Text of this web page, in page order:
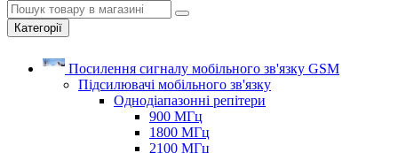
Категорії
Посилення сигналу мобільного зв'язку GSM
Підсилювачі мобільного зв'язку
Однодіапазонні репітери
900 МГц
1800 МГц
2100 МГц